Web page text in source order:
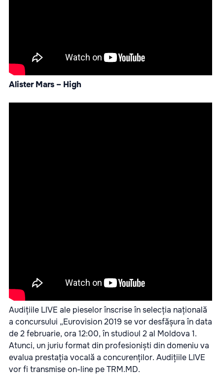
Alister Mars – High
Audițiile LIVE ale pieselor înscrise în selecția națională
a concursului „Eurovision 2019 se vor desfășura în data
de 2 februarie, ora 12:00, în studioul 2 al Moldova 1.
Atunci, un juriu format din profesioniști din domeniu va
evalua prestația vocală a concurenților. Audițiile LIVE
vor fi transmise on-line pe TRM.MD.